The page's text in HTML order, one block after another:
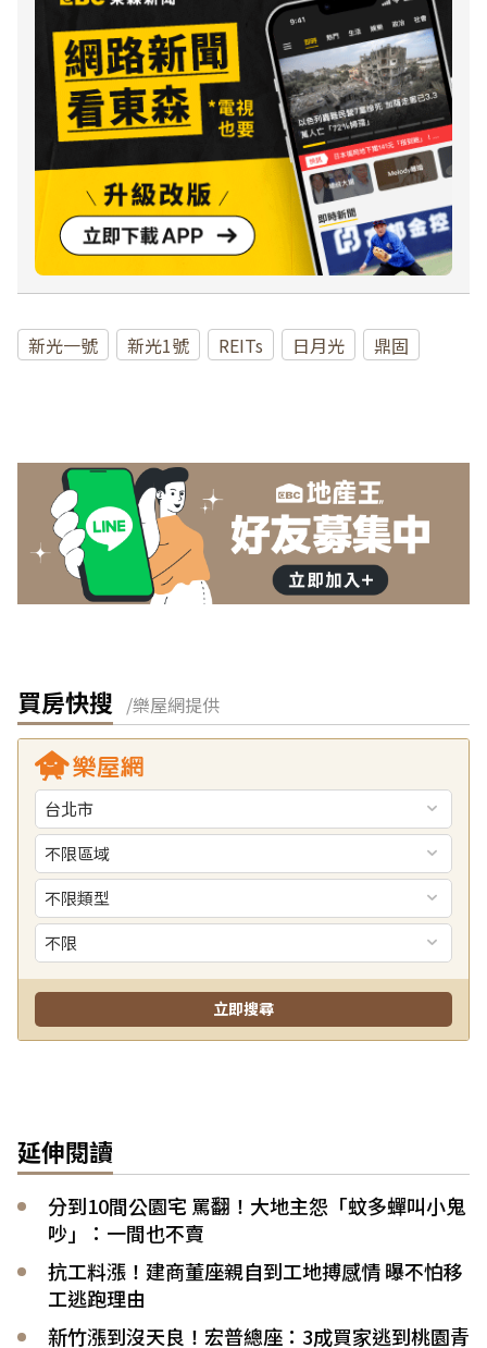
新光一號 新光1號 REITs 日月光 鼎固
買房快搜 /樂屋網提供
延伸閱讀
分到10間公園宅 罵翻！大地主怨「蚊多蟬叫小鬼
吵」：一間也不賣
抗工料漲！建商董座親自到工地搏感情 曝不怕移
工逃跑理由
新竹漲到沒天良！宏普總座：3成買家逃到桃園青